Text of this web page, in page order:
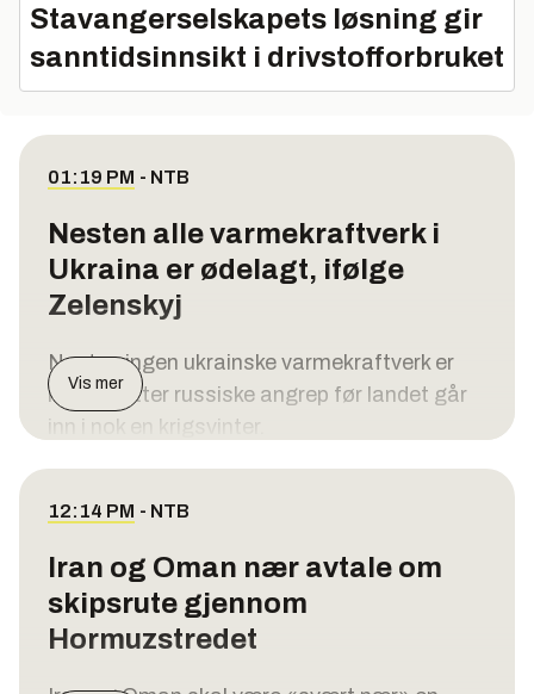
Stavangerselskapets løsning gir
sanntidsinnsikt i drivstofforbruket
01:19 PM - NTB
Nesten alle varmekraftverk i
Ukraina er ødelagt, ifølge
Zelenskyj
Nesten ingen ukrainske varmekraftverk er
intakte etter russiske angrep før landet går
inn i nok en krigsvinter.
Ukrainas president Volodymyr Zelenskyj er
på sitt første offisielle besøk til det
møtet diskuterte Zelenskyj blant annet
utfordringene Ukraina står overfor denne
vinteren med sin serbiske motpart
Vis mer
12:14 PM - NTB
Iran og Oman nær avtale om
skipsrute gjennom
Hormuzstredet